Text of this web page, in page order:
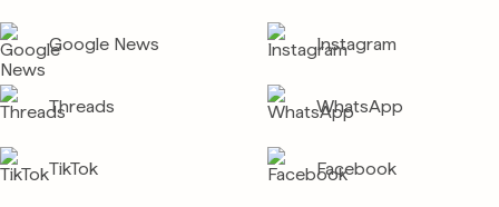
Google News Instagram
Threads WhatsApp
TikTok Facebook